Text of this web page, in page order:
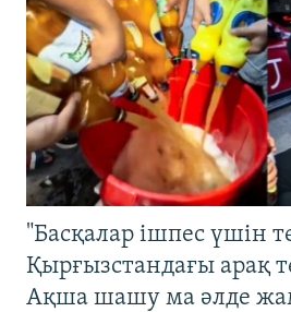
"Басқалар ішпес үшін
Қырғызстандағы арақ
Ақша шашу ма әлде